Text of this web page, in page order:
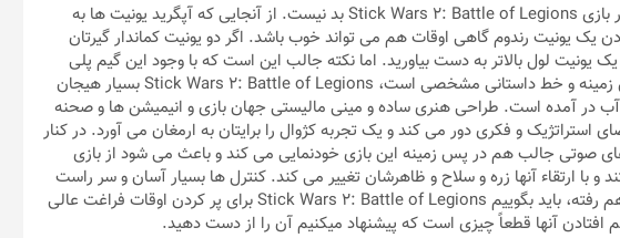
البته این موضوع آنقدرها هم که به نظر می رسد در بازی Stick Wars 2: Battle of Legions بد نیست. از آنجایی که آپگرید یونیت ها به
یونیت رندوم گاهی اوقات هم می تواند خوب باشد. اگر دو یونیت کماندار گیرتان
یک یونیت لول بالاتر به دست بیاورید. اما نکته جالب این است که با وجود این گیم پلی
عجیب و غریب و دیوانه وار که بدون هیچگونه پیش زمینه و خط داستانی مشخصی است، Stick Wars 2: Battle of Legions بسیار هیجان
آب در آمده است. طراحی هنری ساده و مینی مالیستی جهان بازی و انیمیشن ها و صحنه
و فکری دور می کند و یک تجربه کژوال را برایتان به ارمغان می آورد. در کنار
صوتی جالب هم در پس زمینه این بازی خودنمایی می کند و باعث می شود از بازی
با ارتقاء‌ آنها زره و سلاح و ظاهرشان تغییر می کند. کنترل ها بسیار آسان و سر راست
هستند و یادگیری آنها مثل آب خوردن است. روی هم رفته، باید بگوییم Stick Wars 2: Battle of Legions برای پر کردن اوقات فراغت عالی
آنها قطعاً چیزی است که پیشنهاد میکنیم آن را از دست دهید.